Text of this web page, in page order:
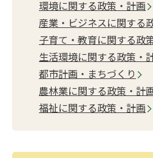
環境に関する政策・計画
産業・ビジネスに関する
子育て・教育に関する政
生活環境に関する政策・
都市計画・まちづくり
農林業に関する政策・計
福祉に関する政策・計画